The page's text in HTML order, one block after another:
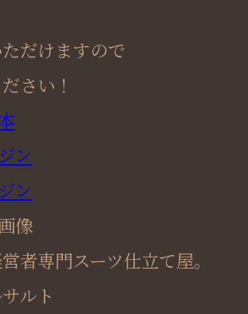
だけますので
さい！
者専門スーツ仕立て屋。
ルト